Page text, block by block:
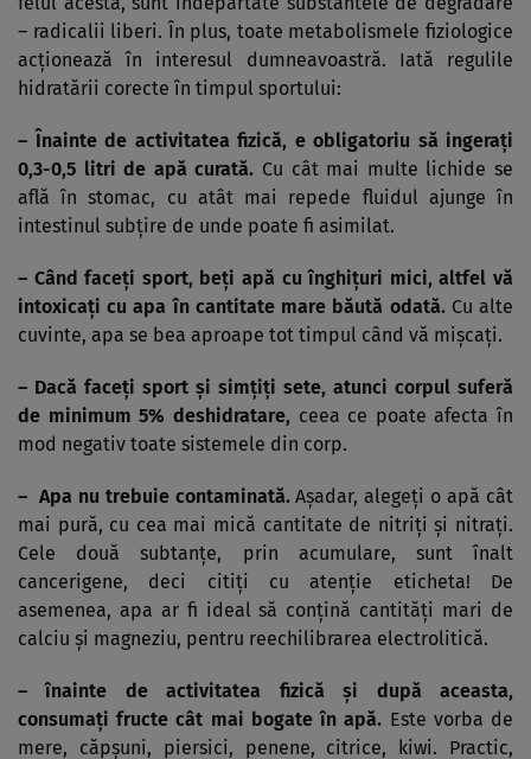
– radicalii liberi. În plus, toate metabolismele fiziologice
acţionează în interesul dumneavoastră. Iată regulile
hidratării corecte în timpul sportului:
– Înainte de activitatea fizică, e obligatoriu să ingeraţi
0,3-0,5 litri de apă curată. Cu cât mai multe lichide se
află în stomac, cu atât mai repede fluidul ajunge în
intestinul subţire de unde poate fi asimilat.
– Când faceţi sport, beţi apă cu înghiţuri mici, altfel vă
intoxicaţi cu apa în cantitate mare băută odată. Cu alte
cuvinte, apa se bea aproape tot timpul când vă mişcaţi.
– Dacă faceţi sport şi simţiţi sete, atunci corpul suferă
de minimum 5% deshidratare, ceea ce poate afecta în
mod negativ toate sistemele din corp.
– Apa nu trebuie contaminată.Aşadar, alegeţi o apă cât
mai pură, cu cea mai mică cantitate de nitriţi şi nitraţi.
Cele două subtanţe, prin acumulare, sunt înalt
cancerigene, deci citiţi cu atenţie eticheta! De
asemenea, apa ar fi ideal să conţină cantităţi mari de
calciu şi magneziu, pentru reechilibrarea electrolitică.
– înainte de activitatea fizică şi după aceasta,
consumaţi fructe cât mai bogate în apă. Este vorba de
mere, căpşuni, piersici, penene, citrice, kiwi. Practic,